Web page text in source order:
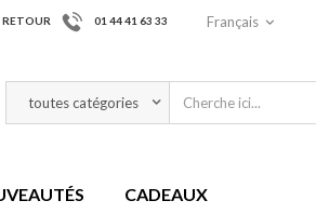
01 44 41 63 33 Français
CADEAUX